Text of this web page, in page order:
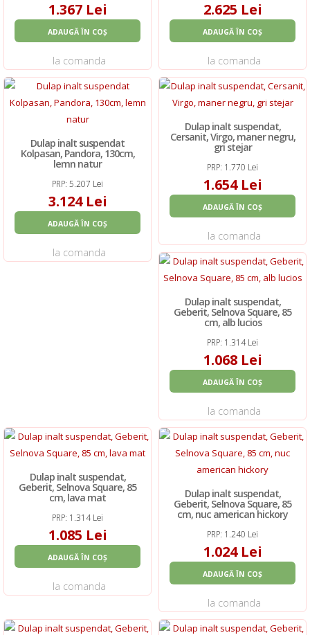
1.367 Lei
ADAUGĂ ÎN COȘ
la comanda
2.625 Lei
ADAUGĂ ÎN COȘ
la comanda
Dulap inalt suspendat
Kolpasan, Pandora, 130cm,
lemn natur
PRP: 5.207 Lei
3.124 Lei
ADAUGĂ ÎN COȘ
la comanda
Dulap inalt suspendat,
Cersanit, Virgo, maner negru,
gri stejar
PRP: 1.770 Lei
1.654 Lei
ADAUGĂ ÎN COȘ
la comanda
Dulap inalt suspendat,
Geberit, Selnova Square, 85
cm, alb lucios
PRP: 1.314 Lei
1.068 Lei
ADAUGĂ ÎN COȘ
la comanda
Dulap inalt suspendat,
Geberit, Selnova Square, 85
cm, lava mat
PRP: 1.314 Lei
1.085 Lei
ADAUGĂ ÎN COȘ
la comanda
Dulap inalt suspendat,
Geberit, Selnova Square, 85
cm, nuc american hickory
PRP: 1.240 Lei
1.024 Lei
ADAUGĂ ÎN COȘ
la comanda